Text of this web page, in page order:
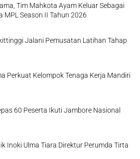
Tim Mahkota Ayam Keluar Sebagai
MPL Season II Tahun 2026
Jalani Pemusatan Latihan Tahap
Perkuat Kelompok Tenaga Kerja Mandiri
60 Peserta Ikuti Jambore Nasional
Inoki Ulma Tiara Direktur Perumda Tirta